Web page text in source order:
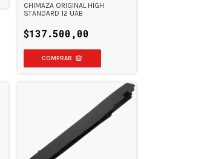
CHIMAZA ORIGINAL HIGH
STANDARD 12 UAB
$137.500,00